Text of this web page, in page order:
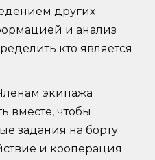
других
и анализ
кто является
экипажа
вместе, чтобы
задания на борту
и кооперация